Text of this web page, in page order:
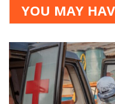
YOU MAY